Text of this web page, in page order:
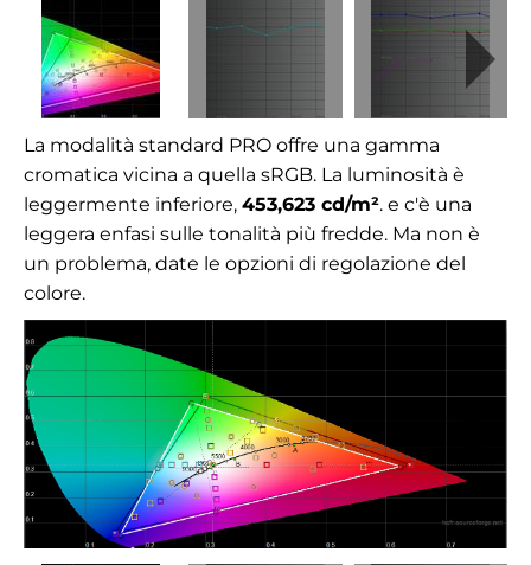
La modalità standard PRO offre una gamma
cromatica vicina a quella sRGB. La luminosità è
leggermente inferiore, 453,623 cd/m². e c'è una
leggera enfasi sulle tonalità più fredde. Ma non è
un problema, date le opzioni di regolazione del
colore.